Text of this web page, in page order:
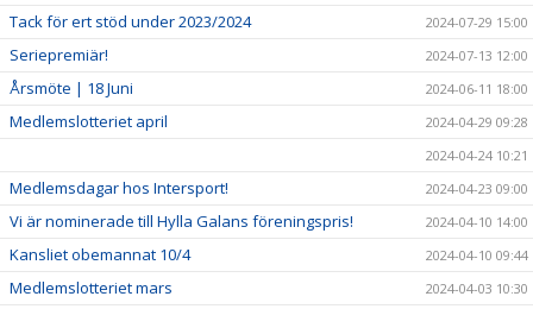
Tack för ert stöd under 2023/2024 2024-07-29 15:00
Seriepremiär! 2024-07-13 12:00
Årsmöte | 18 Juni 2024-06-11 18:00
Medlemslotteriet april
2024-04-29 09:28
2024-04-24 10:21
Medlemsdagar hos Intersport! 2024-04-23 09:00
Vi är nominerade till Hylla Galans föreningspris! 2024-04-10 14:00
Kansliet obemannat 10/4 2024-04-10 09:44
Medlemslotteriet mars 2024-04-03 10:30